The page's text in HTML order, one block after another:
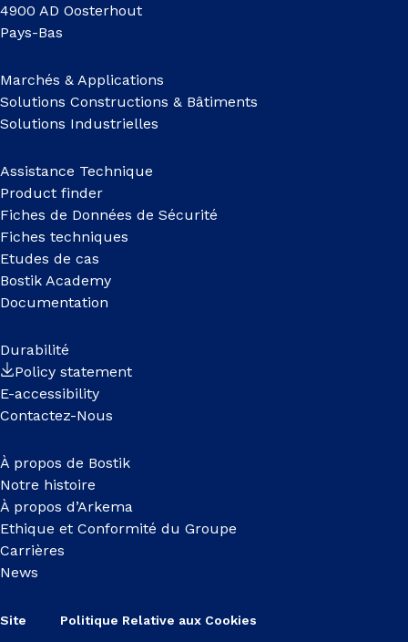
4900 AD Oosterhout
Pays-Bas
Marchés & Applications
Solutions Constructions & Bâtiments
Solutions Industrielles
Assistance Technique
Product finder
Fiches de Données de Sécurité
Fiches techniques
Etudes de cas
Bostik Academy
Documentation
Durabilité
Policy statement
E-accessibility
Contactez-Nous
À propos de Bostik
Notre histoire
À propos d’Arkema
Ethique et Conformité du Groupe
Carrières
News
Site Politique Relative aux Cookies